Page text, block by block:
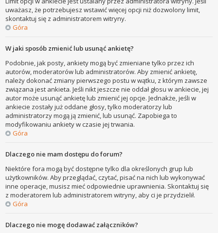
uważasz, że potrzebujesz wstawić więcej opcji niż dozwolony limit,
skontaktuj się z administratorem witryny.
Góra
W jaki sposób zmienić lub usunąć ankietę?
Podobnie, jak posty, ankiety mogą być zmieniane tylko przez ich
autorów, moderatorów lub administratorów. Aby zmienić ankietę,
należy dokonać zmiany pierwszego postu w wątku, z którym zawsze
związana jest ankieta. Jeśli nikt jeszcze nie oddał głosu w ankiecie, jej
autor może usunąć ankietę lub zmienić jej opcje. Jednakże, jeśli w
ankiecie zostały już oddane głosy, tylko moderatorzy lub
administratorzy mogą ją zmienić, lub usunąć. Zapobiega to
modyfikowaniu ankiety w czasie jej trwania.
Góra
Dlaczego nie mam dostępu do forum?
Niektóre fora mogą być dostępne tylko dla określonych grup lub
użytkowników. Aby przeglądać, czytać, pisać na nich lub wykonywać
inne operacje, musisz mieć odpowiednie uprawnienia. Skontaktuj się
z moderatorem lub administratorem witryny, aby ci je przydzielił.
Góra
Dlaczego nie mogę dodawać załączników?